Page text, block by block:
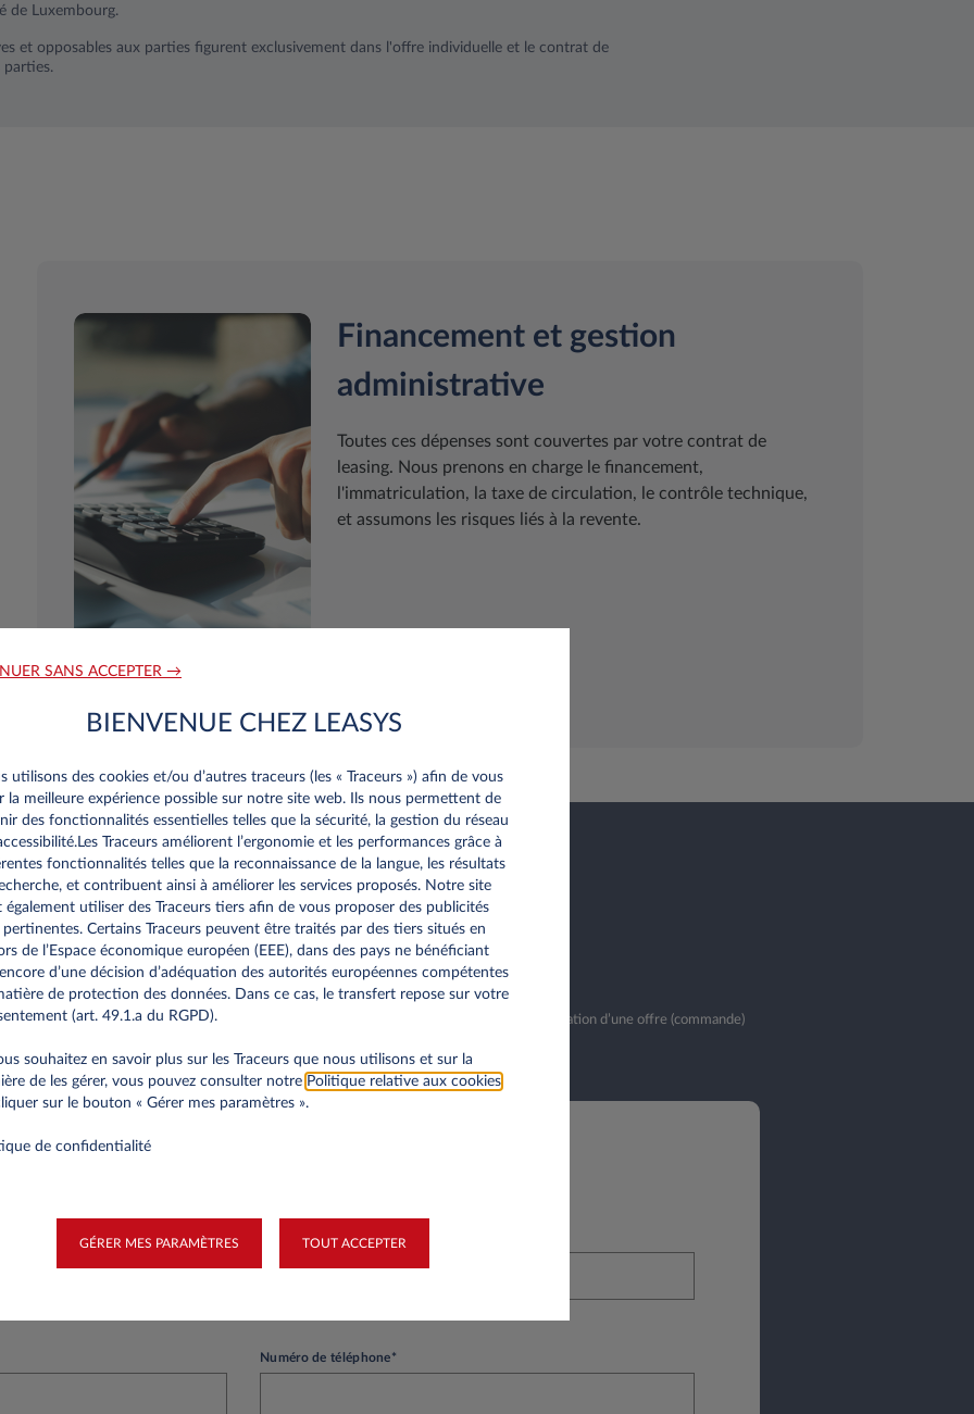
de Luxembourg.
et opposables aux parties figurent exclusivement dans l'offre individuelle et le contrat de
parties.
Financement et gestion
administrative
Toutes ces dépenses sont couvertes par votre contrat de
leasing. Nous prenons en charge le financement,
l'immatriculation, la taxe de circulation, le contrôle technique,
et assumons les risques liés à la revente.
personnalisee
du Luxembourg
d’existence?
société aura plus d'un an d’existence et que vos premiers bilans seront publiés. La validation d’une offre (commande)
crédit par Leasys Luxembourg.
Numéro de téléphone*
SANS ACCEPTER →
BIENVENUE CHEZ LEASYS
utilisons des cookies et/ou d’autres traceurs (les « Traceurs ») afin de vous
la meilleure expérience possible sur notre site web. Ils nous permettent de
des fonctionnalités essentielles telles que la sécurité, la gestion du réseau
Traceurs améliorent l’ergonomie et les performances grâce à
fonctionnalités telles que la reconnaissance de la langue, les résultats
et contribuent ainsi à améliorer les services proposés. Notre site
également utiliser des Traceurs tiers afin de vous proposer des publicités
pertinentes. Certains Traceurs peuvent être traités par des tiers situés en
de l’Espace économique européen (EEE), dans des pays ne bénéficiant
d’une décision d’adéquation des autorités européennes compétentes
de protection des données. Dans ce cas, le transfert repose sur votre
(art. 49.1.a du RGPD).
souhaitez en savoir plus sur les Traceurs que nous utilisons et sur la
de les gérer, vous pouvez consulter notre Politique relative aux cookies
sur le bouton « Gérer mes paramètres ».
de confidentialité
GÉRER MES PARAMÈTRES TOUT ACCEPTER